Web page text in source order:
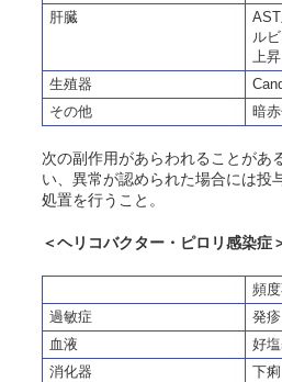
肝臓
ル
上
生殖器
その他
暗
次の副作用があらわれることがあ
い、異常が認められた場合には投
処置を行うこと。
＜ヘリコバクター・ピロリ感染症
頻
過敏症
発
血液
好
消化器
下